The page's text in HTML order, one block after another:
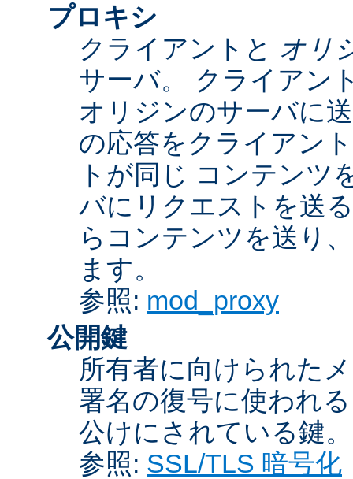
プロキシ
クライアントと オリ
サーバ。 クライアン
オリジンのサーバに
の応答をクライアン
トが同じ コンテンツ
バにリクエストを送
らコンテンツを送り
ます。
参照: mod_proxy
公開鍵
所有者に向けられた
署名の復号に使われ
公けにされている鍵。
参照: SSL/TLS 暗号化